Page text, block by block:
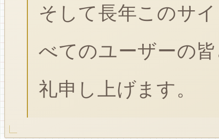
そして長年このサ
べてのユーザーの
礼申し上げます。